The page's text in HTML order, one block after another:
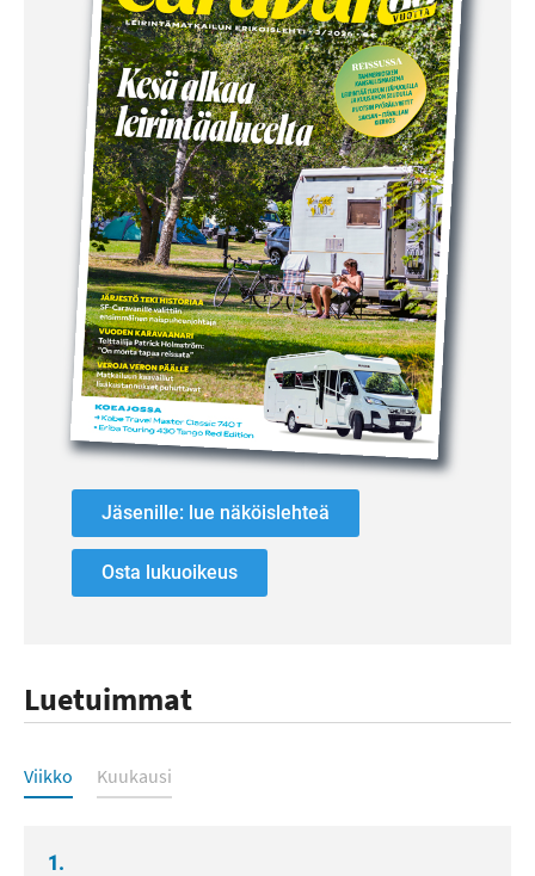
Jäsenille: lue näköislehteä
Osta lukuoikeus
Luetuimmat
Luetuimmat
Viikko Kuukausi
1.